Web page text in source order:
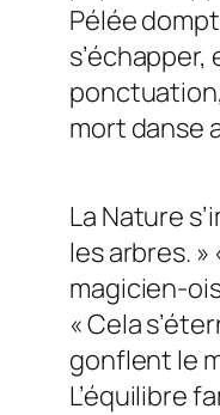
Pélée
mort danse
La Nature
les arbres. »
magicien-
«Cela
gonflent le
L’équilibre